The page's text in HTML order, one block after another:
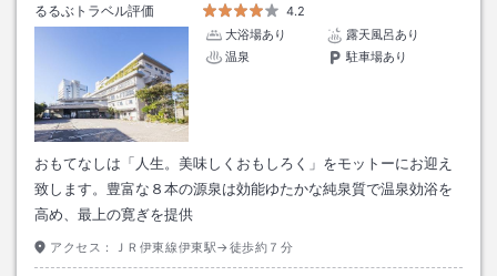
るるぶトラベル評価
4.2
大浴場あり
露天風呂あり
温泉
駐車場あり
おもてなしは「人生。美味しくおもしろく」をモットーにお迎え
致します。豊富な８本の源泉は効能ゆたかな純泉質で温泉効浴を
高め、最上の寛ぎを提供
アクセス： ＪＲ伊東線伊東駅→徒歩約７分